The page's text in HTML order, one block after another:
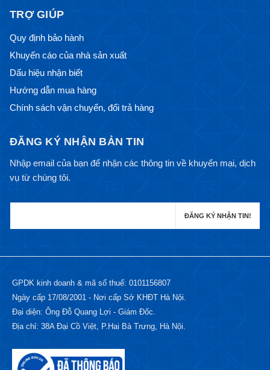
TRỢ GIÚP
Quy định bảo hành
Khuyến cáo của nhà sản xuất
Dấu hiệu nhận biết
Hướng dẫn mua hàng
Chính sách vận chuyển, đổi trả hàng
ĐĂNG KÝ NHẬN BẢN TIN
Nhập email của bạn để nhận các thông tin về khuyến mại, dịch
vụ từ chúng tôi.
GPDK kinh doanh & mã số thuế: 0101156807
Ngày cấp 17/08/2001 - Nơi cấp Sở KHĐT Hà Nội.
Đại diện: Ông Đỗ Quang Lợi - Giám Đốc.
Địa chỉ: 38A Đại Cồ Việt, P.Hai Bà Trưng, Hà Nội.